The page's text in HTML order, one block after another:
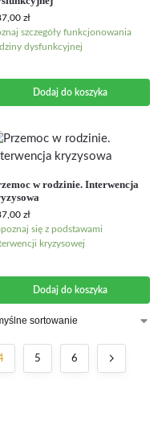
zł
szczegóły funkcjonowania
dysfunkcyjnej
Dodaj do koszyka
w rodzinie. Interwencja
zł
się z podstawami
kryzysowej
Dodaj do koszyka
5 6